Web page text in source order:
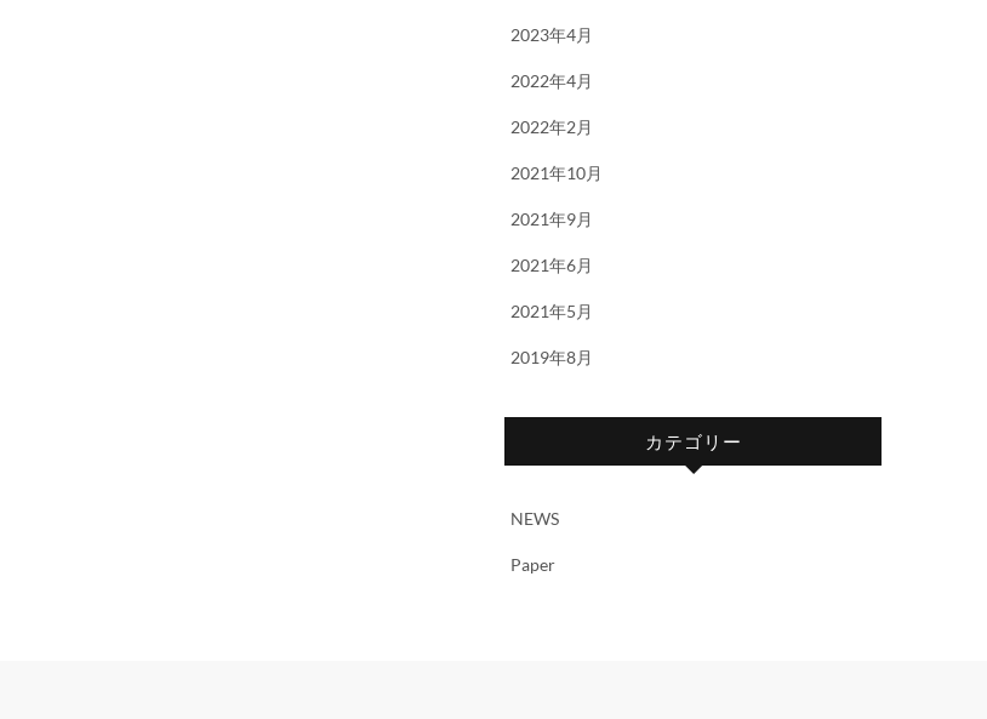
2023年4月
2022年4月
2022年2月
2021年10月
2021年9月
2021年6月
2021年5月
2019年8月
カテゴリー
NEWS
Paper